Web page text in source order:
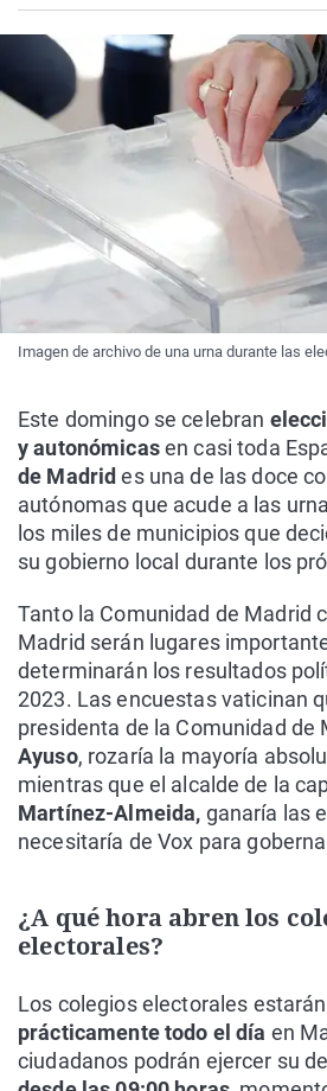
Imagen de archivo de una urna durante las
Este domingo se celebran
y autonómicasen casi toda
de Madrid es una de las doce
autónomas que acude a las
los miles de municipios que
su gobierno local durante los
Tanto la Comunidad de Madrid
Madrid serán lugares
determinarán los resultados
2023. Las encuestas vaticinan
presidenta de la Comunidad de
Ayuso, rozaría la mayoría
mientras que el alcalde de la
Martínez-Almeida, ganaría las
necesitaría de Vox para
¿A qué hora abren los
electorales?
Los colegios electorales estarán
prácticamente todo el día en
ciudadanos podrán ejercer su